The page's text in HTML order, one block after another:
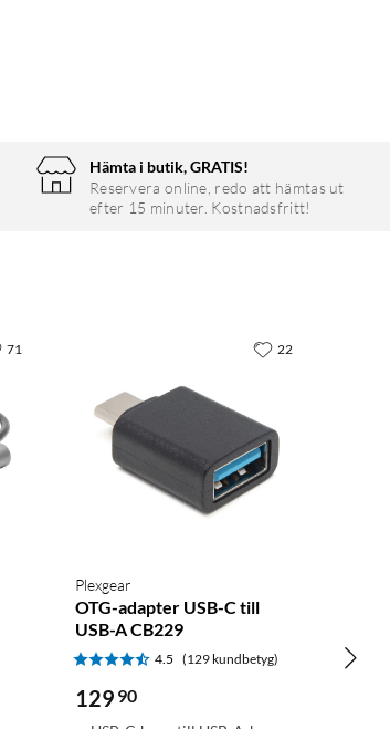
Hämta i butik, GRATIS!
Reservera online, redo att hämtas ut
efter 15 minuter. Kostnadsfritt!
71
Plexgear
OTG-adapter USB-C till
USB-A CB229
4.5 (129 kundbetyg)
129 90
22